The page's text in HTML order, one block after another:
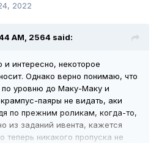
2022
AM, 2564 said:
интересно, некоторое
Однако верно понимаю, что
уровню до Маку-Маку и
паяры не видать, аки
по прежним роликам, когда-то,
из заданий ивента, кажется
теперь никакого пропуска не